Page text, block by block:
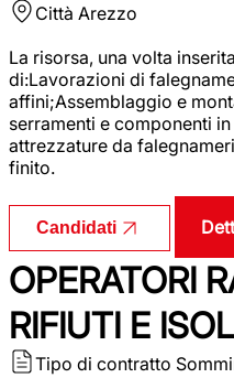
Città Arezzo
La risorsa, una volta
di:Lavorazioni di
affini;Assemblaggio e
serramenti e componenti
attrezzature da
finito.
Candidati
OPERATORI
RIFIUTI E
Tipo di contratto